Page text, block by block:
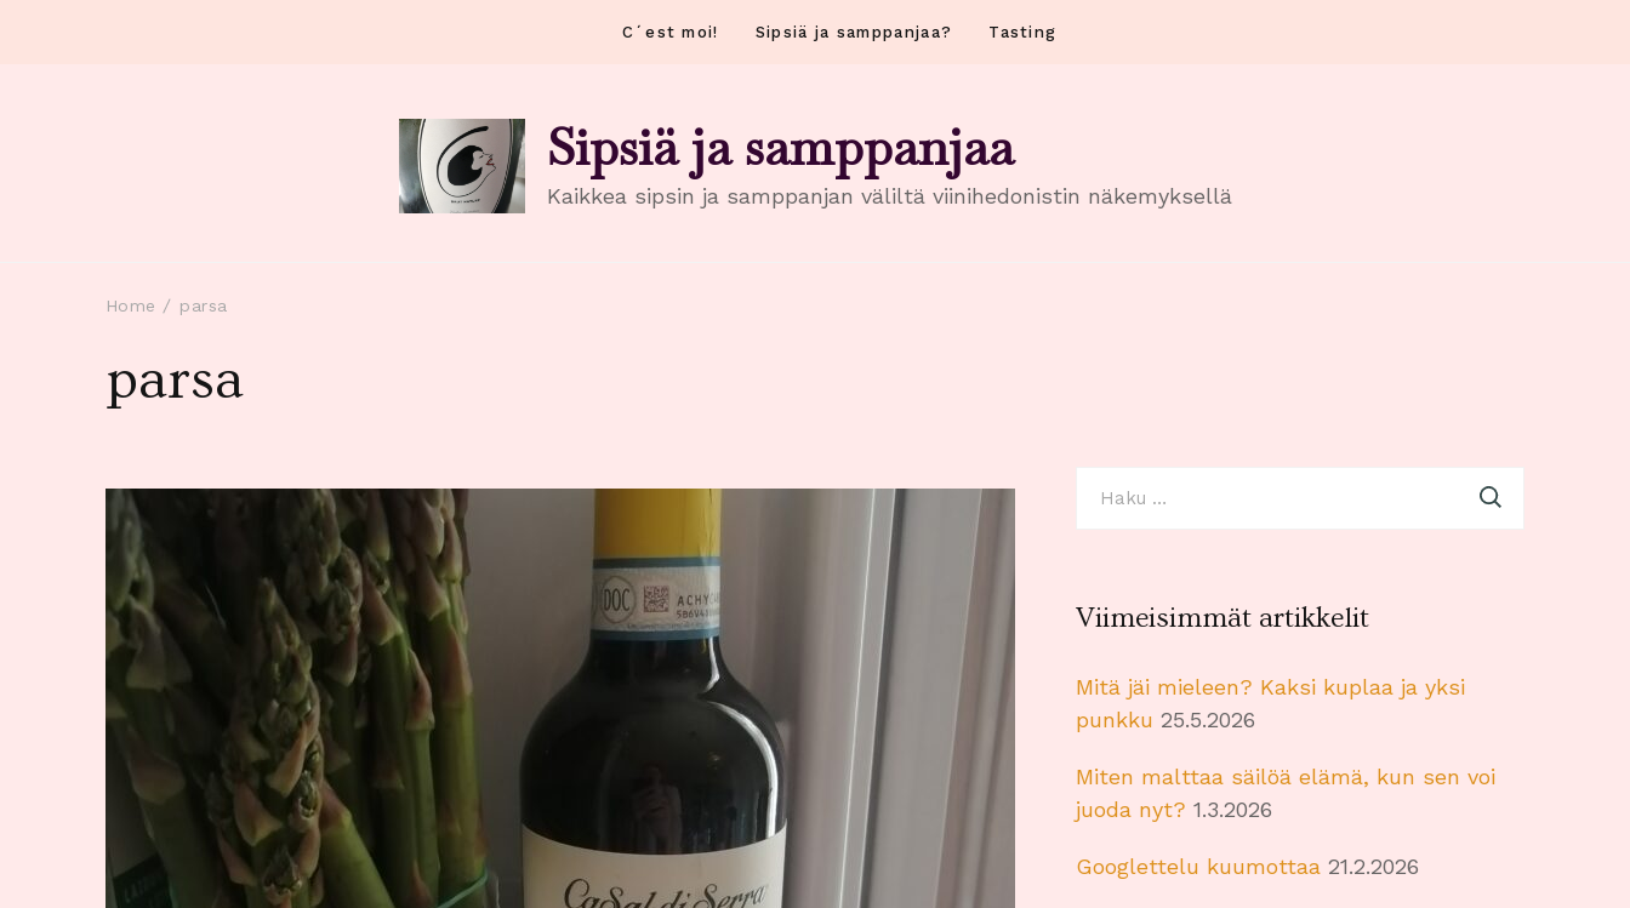
C´est moi! Sipsiä ja samppanjaa? Tasting
Sipsiä ja samppanjaa
Kaikkea sipsin ja samppanjan väliltä viinihedonistin näkemyksellä
Home parsa
parsa
Viimeisimmät artikkelit
Mitä jäi mieleen? Kaksi kuplaa ja yksi
punkku 25.5.2026
Miten malttaa säilöä elämä, kun sen voi
juoda nyt? 1.3.2026
Googlettelu kuumottaa 21.2.2026